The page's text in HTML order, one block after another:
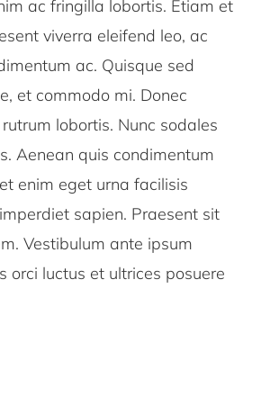
ac fringilla lobortis. Etiam et
viverra eleifend leo, ac
ac. Quisque sed
et commodo mi. Donec
lobortis. Nunc sodales
Aenean quis condimentum
enim eget urna facilisis
sapien. Praesent sit
Vestibulum ante ipsum
orci luctus et ultrices posuere